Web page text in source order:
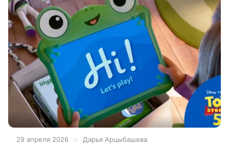
29 апреля 2026 Дарья Арцыбашева